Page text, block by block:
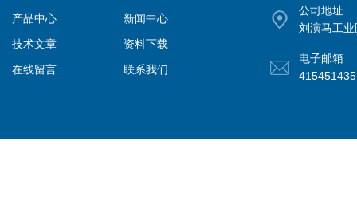
产品中心
新闻中心
技术文章
资料下载
在线留言
联系我们
公司地址
刘演马工业
电子邮箱